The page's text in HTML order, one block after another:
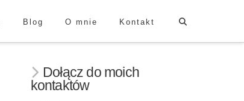
Blog O mnie Kontakt
Dołącz do moich
kontaktów